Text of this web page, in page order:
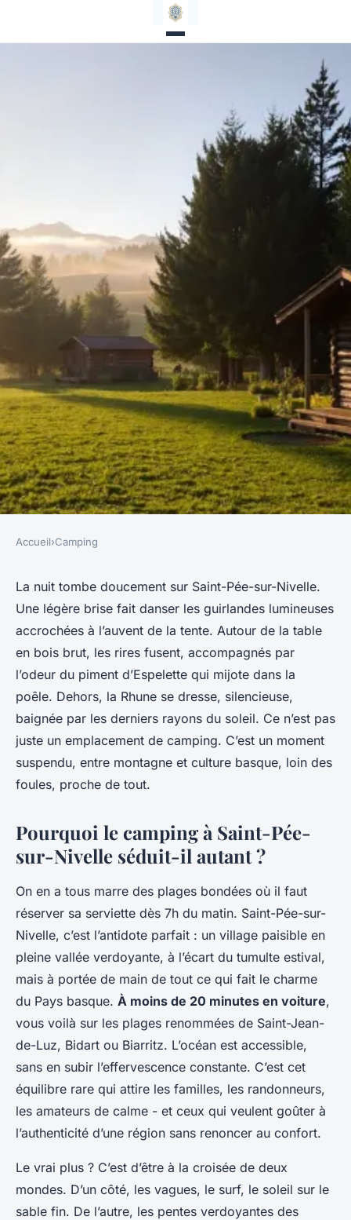
CAMPING
Top raisons de choisir le
camping à Saint-Pée-sur-
Nivelle
Bernardin•03/04/2026 13:41•9 min de lecture
Accueil›Camping
La nuit tombe doucement sur Saint-Pée-sur-Nivelle.
Une légère brise fait danser les guirlandes lumineuses
accrochées à l’auvent de la tente. Autour de la table
en bois brut, les rires fusent, accompagnés par
l’odeur du piment d’Espelette qui mijote dans la
poêle. Dehors, la Rhune se dresse, silencieuse,
baignée par les derniers rayons du soleil. Ce n’est pas
juste un emplacement de camping. C’est un moment
suspendu, entre montagne et culture basque, loin des
foules, proche de tout.
Pourquoi le camping à Saint-Pée-
sur-Nivelle séduit-il autant ?
On en a tous marre des plages bondées où il faut
réserver sa serviette dès 7h du matin. Saint-Pée-sur-
Nivelle, c’est l’antidote parfait : un village paisible en
pleine vallée verdoyante, à l’écart du tumulte estival,
mais à portée de main de tout ce qui fait le charme
du Pays basque. À moins de 20 minutes en voiture,
vous voilà sur les plages renommées de Saint-Jean-
de-Luz, Bidart ou Biarritz. L’océan est accessible,
sans en subir l’effervescence constante. C’est cet
équilibre rare qui attire les familles, les randonneurs,
les amateurs de calme - et ceux qui veulent goûter à
l’authenticité d’une région sans renoncer au confort.
Le vrai plus ? C’est d’être à la croisée de deux
mondes. D’un côté, les vagues, le surf, le soleil sur le
sable fin. De l’autre, les pentes verdoyantes des